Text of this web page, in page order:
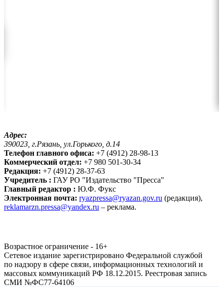
Адрес:
390023, г.Рязань, ул.Горького, д.14
Телефон главного офиса: +7 (4912) 28-98-13
Коммерческий отдел: +7 980 501-30-34
Редакция: +7 (4912) 28-37-63
Учредитель : ГАУ РО "Издательство "Пресса"
Главный редактор : Ю.Ф. Фукс
Электронная почта: ryazpressa@ryazan.gov.ru (редакция),
reklamarzn.pressa@yandex.ru – реклама.
Возрастное ограничение - 16+
Сетевое издание зарегистрировано Федеральной службой
по надзору в сфере связи, информационных технологий и
массовых коммуникаций РФ 18.12.2015. Реестровая запись
СМИ №ФС77-64106